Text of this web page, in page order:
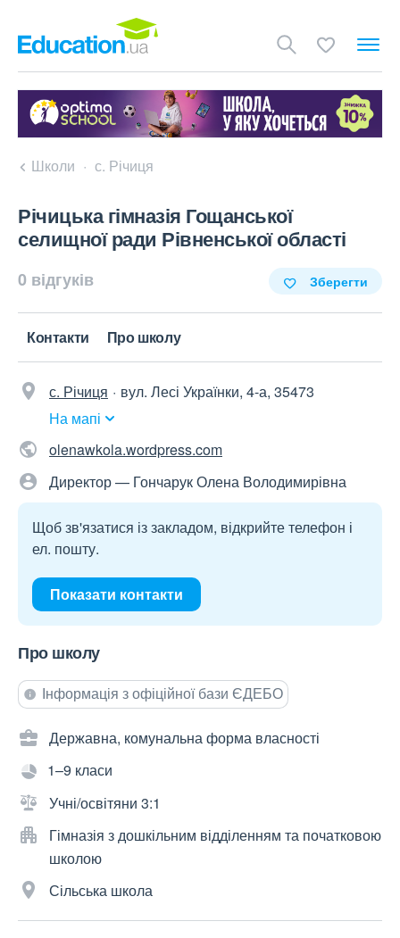
Школи с. Річиця
Річицька гімназія Гощанської
селищної ради Рівненської області
0 відгуків Зберегти
Контакти Про школу
с. Річиця
вул. Лесі Українки, 4-а, 35473
На мапі
olenawkola.wordpress.com
Директор — Гончарук Олена Володимирівна
Щоб зв'язатися із закладом, відкрийте телефон і
ел. пошту.
Показати контакти
Про школу
Інформація з офіційної бази ЄДЕБО
Державна, комунальна форма власності
1–9 класи
Учні/освітяни 3:1
Гімназія з дошкільним відділенням та початковою
школою
Сільська школа